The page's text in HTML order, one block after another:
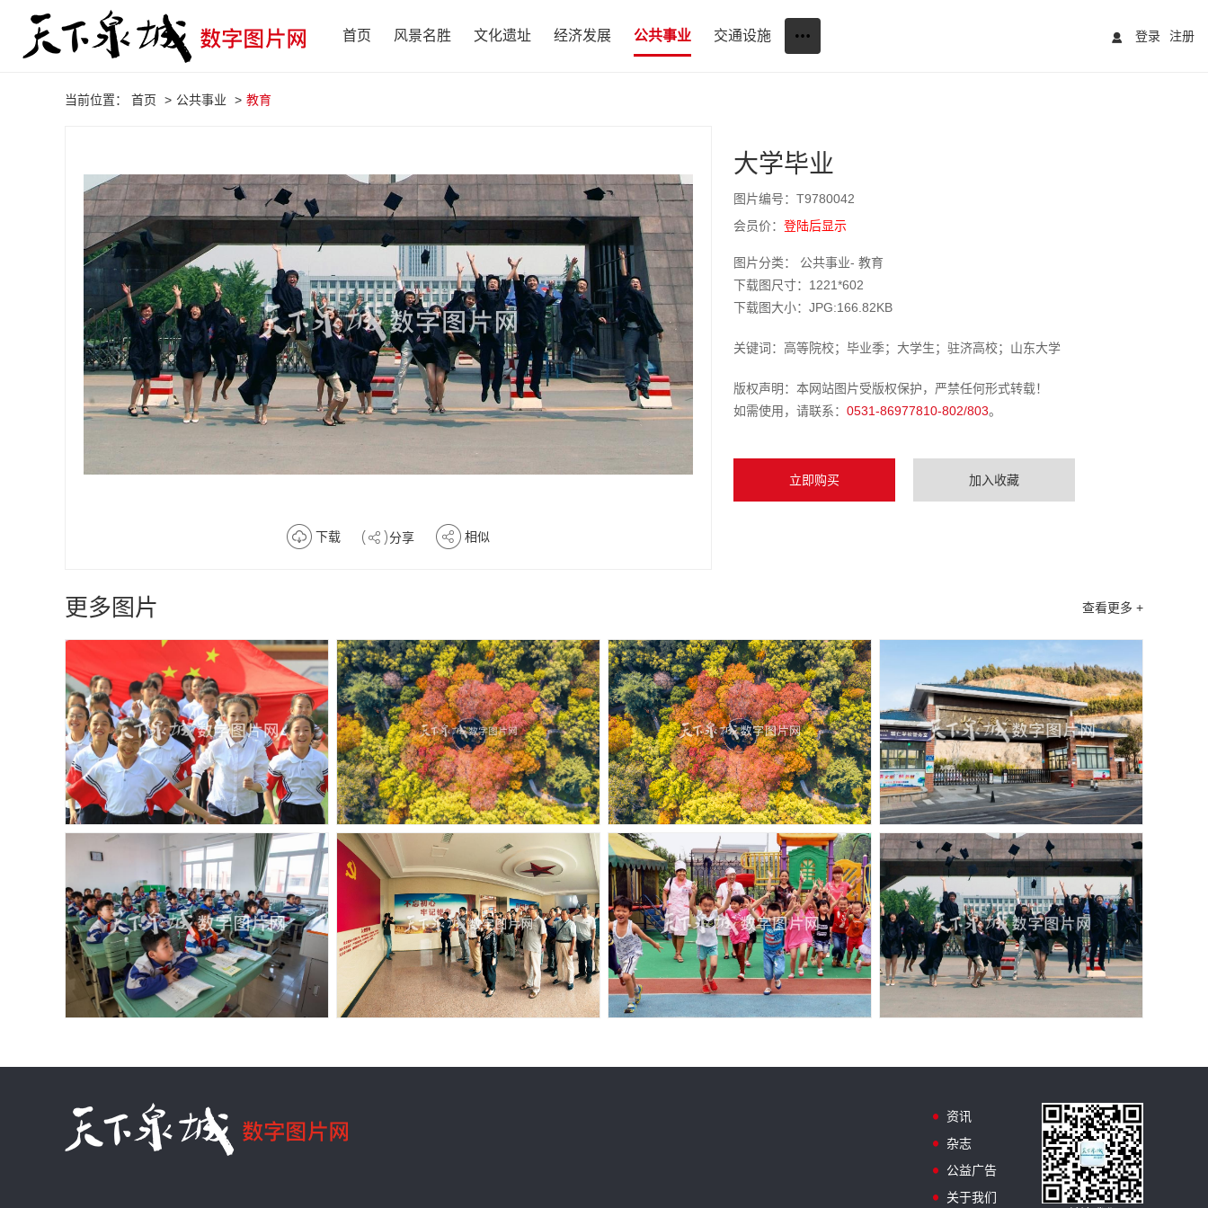
首页 风景名胜 文化遗址 经济发展 公共事业 交通设施 登录 注册
当前位置： 首页 > 公共事业 > 教育
下载 分享 相似
大学毕业
图片编号：T9780042
会员价： 登陆后显示
图片分类： 公共事业- 教育
下载图尺寸：1221*602
下载图大小：JPG:166.82KB
关键词：高等院校；毕业季；大学生；驻济高校；山东大学
版权声明：本网站图片受版权保护，严禁任何形式转载！
如需使用，请联系： 0531-86977810-802/803。
立即购买 加入收藏
查看更多 +
更多图片
资讯
杂志
公益广告
关于我们